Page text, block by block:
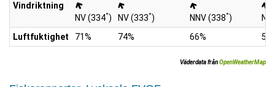
Vindriktning
NV (334°) NV (333°) NNV (338°)
Luftfuktighet
71% 74% 66%
Väderdata frånOpenWeatherMap